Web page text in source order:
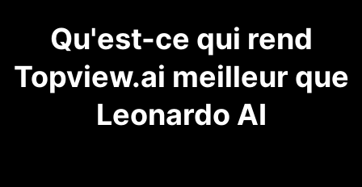
Qu'est-ce qui rend
Topview.ai meilleur que
Leonardo AI